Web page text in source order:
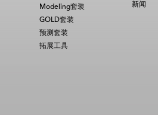
Modeling套装
GOLD套装
预测套装
拓展工具
新闻